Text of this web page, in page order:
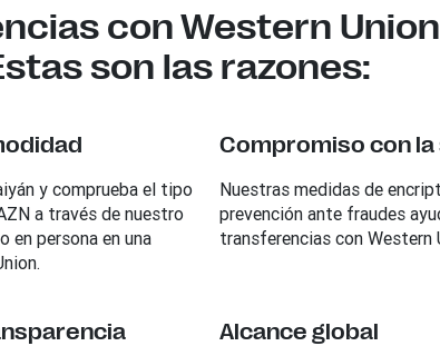
con Western
son las razones:
y comprueba el tipo
a través de nuestro
en persona en una
Compromiso con
Nuestras medidas de
prevención ante fraudes
transferencias con Western
Alcance global